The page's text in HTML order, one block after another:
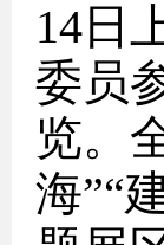
14 日
委员
览。
海”“